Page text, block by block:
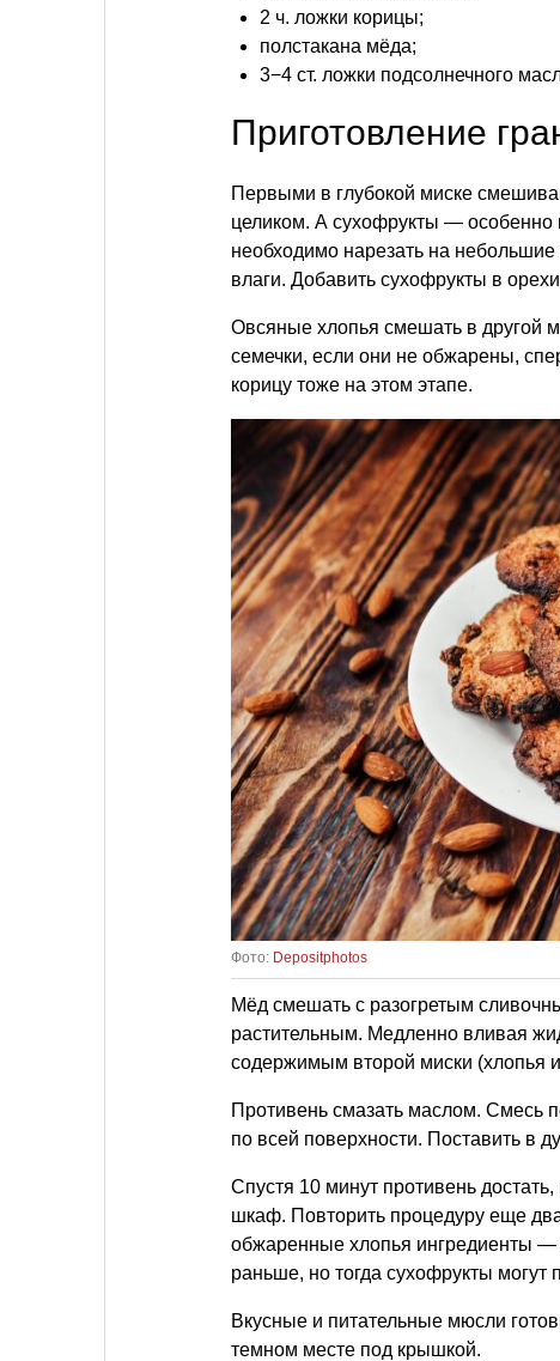
2 ч. ложки корицы;
полстакана мёда;
3−4 ст. ложки подсолнечного
Приготовление
Первыми в глубокой миске
целиком. А сухофрукты —
необходимо нарезать на
влаги. Добавить сухофрукты в
Овсяные хлопья смешать в другой
семечки, если они не обжарены,
корицу тоже на этом этапе.
Фото: Depositphotos
Мёд смешать с разогретым
растительным. Медленно вливая
содержимым второй миски (хлопья
Противень смазать маслом. Смесь
по всей поверхности. Поставить в
Спустя 10 минут противень
шкаф. Повторить процедуру еще
обжаренные хлопья ингредиенты
раньше, но тогда сухофрукты могут
Вкусные и питательные мюсли
темном месте под крышкой.